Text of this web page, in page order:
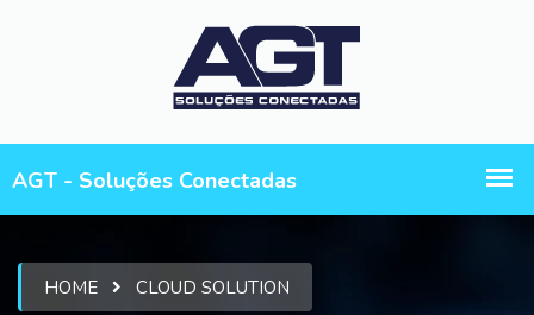
HOME CLOUD SOLUTION